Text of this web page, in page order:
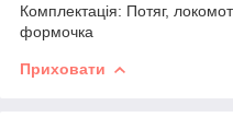
Комплектація: Потяг,
формочка
Приховати